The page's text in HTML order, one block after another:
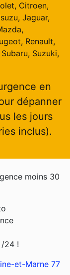
Citroen,
Jaguar,
Renault,
Suzuki,
en
dépanner
les jours
inclus).
moins 30
24 !
et-Marne 77